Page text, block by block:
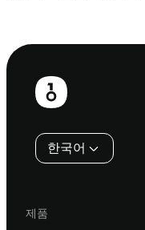
보
한국어
제품